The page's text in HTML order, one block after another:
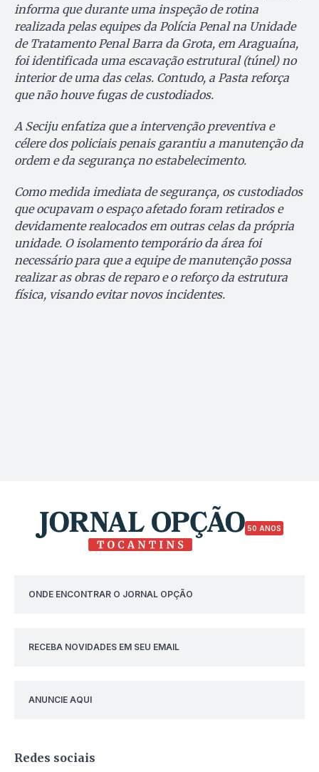
informa que durante uma inspeção de rotina
realizada pelas equipes da Polícia Penal na Unidade
de Tratamento Penal Barra da Grota, em Araguaína,
foi identificada uma escavação estrutural (túnel) no
interior de uma das celas. Contudo, a Pasta reforça
que não houve fugas de custodiados.
A Seciju enfatiza que a intervenção preventiva e
célere dos policiais penais garantiu a manutenção da
ordem e da segurança no estabelecimento.
Como medida imediata de segurança, os custodiados
que ocupavam o espaço afetado foram retirados e
devidamente realocados em outras celas da própria
unidade. O isolamento temporário da área foi
necessário para que a equipe de manutenção possa
realizar as obras de reparo e o reforço da estrutura
física, visando evitar novos incidentes.
50 ANOS
ONDE ENCONTRAR O JORNAL OPÇÃO
RECEBA NOVIDADES EM SEU EMAIL
ANUNCIE AQUI
Redes sociais